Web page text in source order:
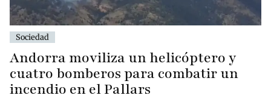
Sociedad
Andorra moviliza un helicóptero y
cuatro bomberos para combatir un
incendio en el Pallars